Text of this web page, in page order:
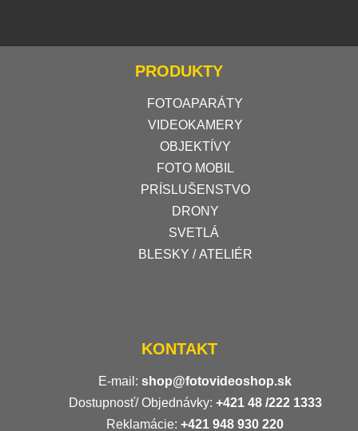
PRODUKTY
FOTOAPARÁTY
VIDEOKAMERY
OBJEKTÍVY
FOTO MOBIL
PRÍSLUŠENSTVO
DRONY
SVETLÁ
BLESKY / ATELIÉR
KONTAKT
E-mail: shop@fotovideoshop.sk
Dostupnosť/ Objednávky: +421 48 /222 1333
Reklamácie: +421 948 930 220